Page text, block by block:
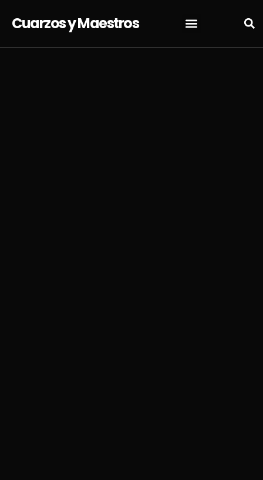
Cuarzos y Maestros